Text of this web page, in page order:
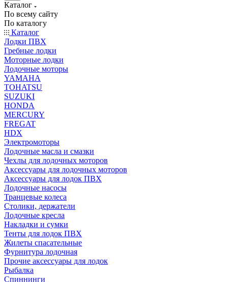
Каталог
По всему сайту
По каталогу
Каталог
Лодки ПВХ
Гребные лодки
Моторные лодки
Лодочные моторы
YAMAHA
TOHATSU
SUZUKI
HONDA
MERCURY
FREGAT
HDX
Электромоторы
Лодочные масла и смазки
Чехлы для лодочных моторов
Аксессуары для лодочных моторов
Аксессуары для лодок ПВХ
Лодочные насосы
Транцевые колеса
Столики, держатели
Лодочные кресла
Накладки и сумки
Тенты для лодок ПВХ
Жилеты спасательные
Фурнитура лодочная
Прочие аксессуары для лодок
Рыбалка
Спиннинги